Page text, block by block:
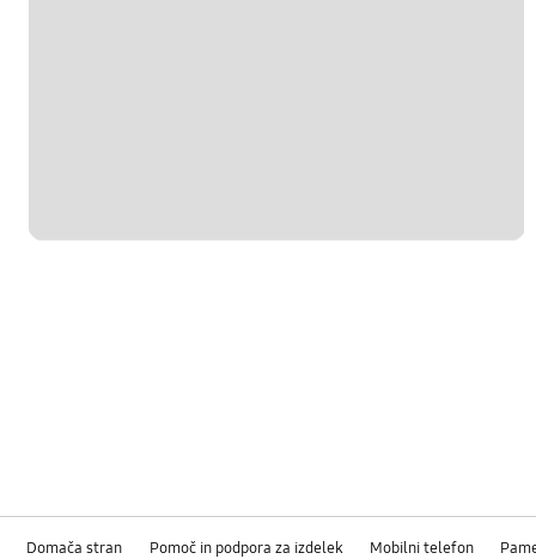
Domača stran Pomoč in podpora za izdelek Mobilni telefon